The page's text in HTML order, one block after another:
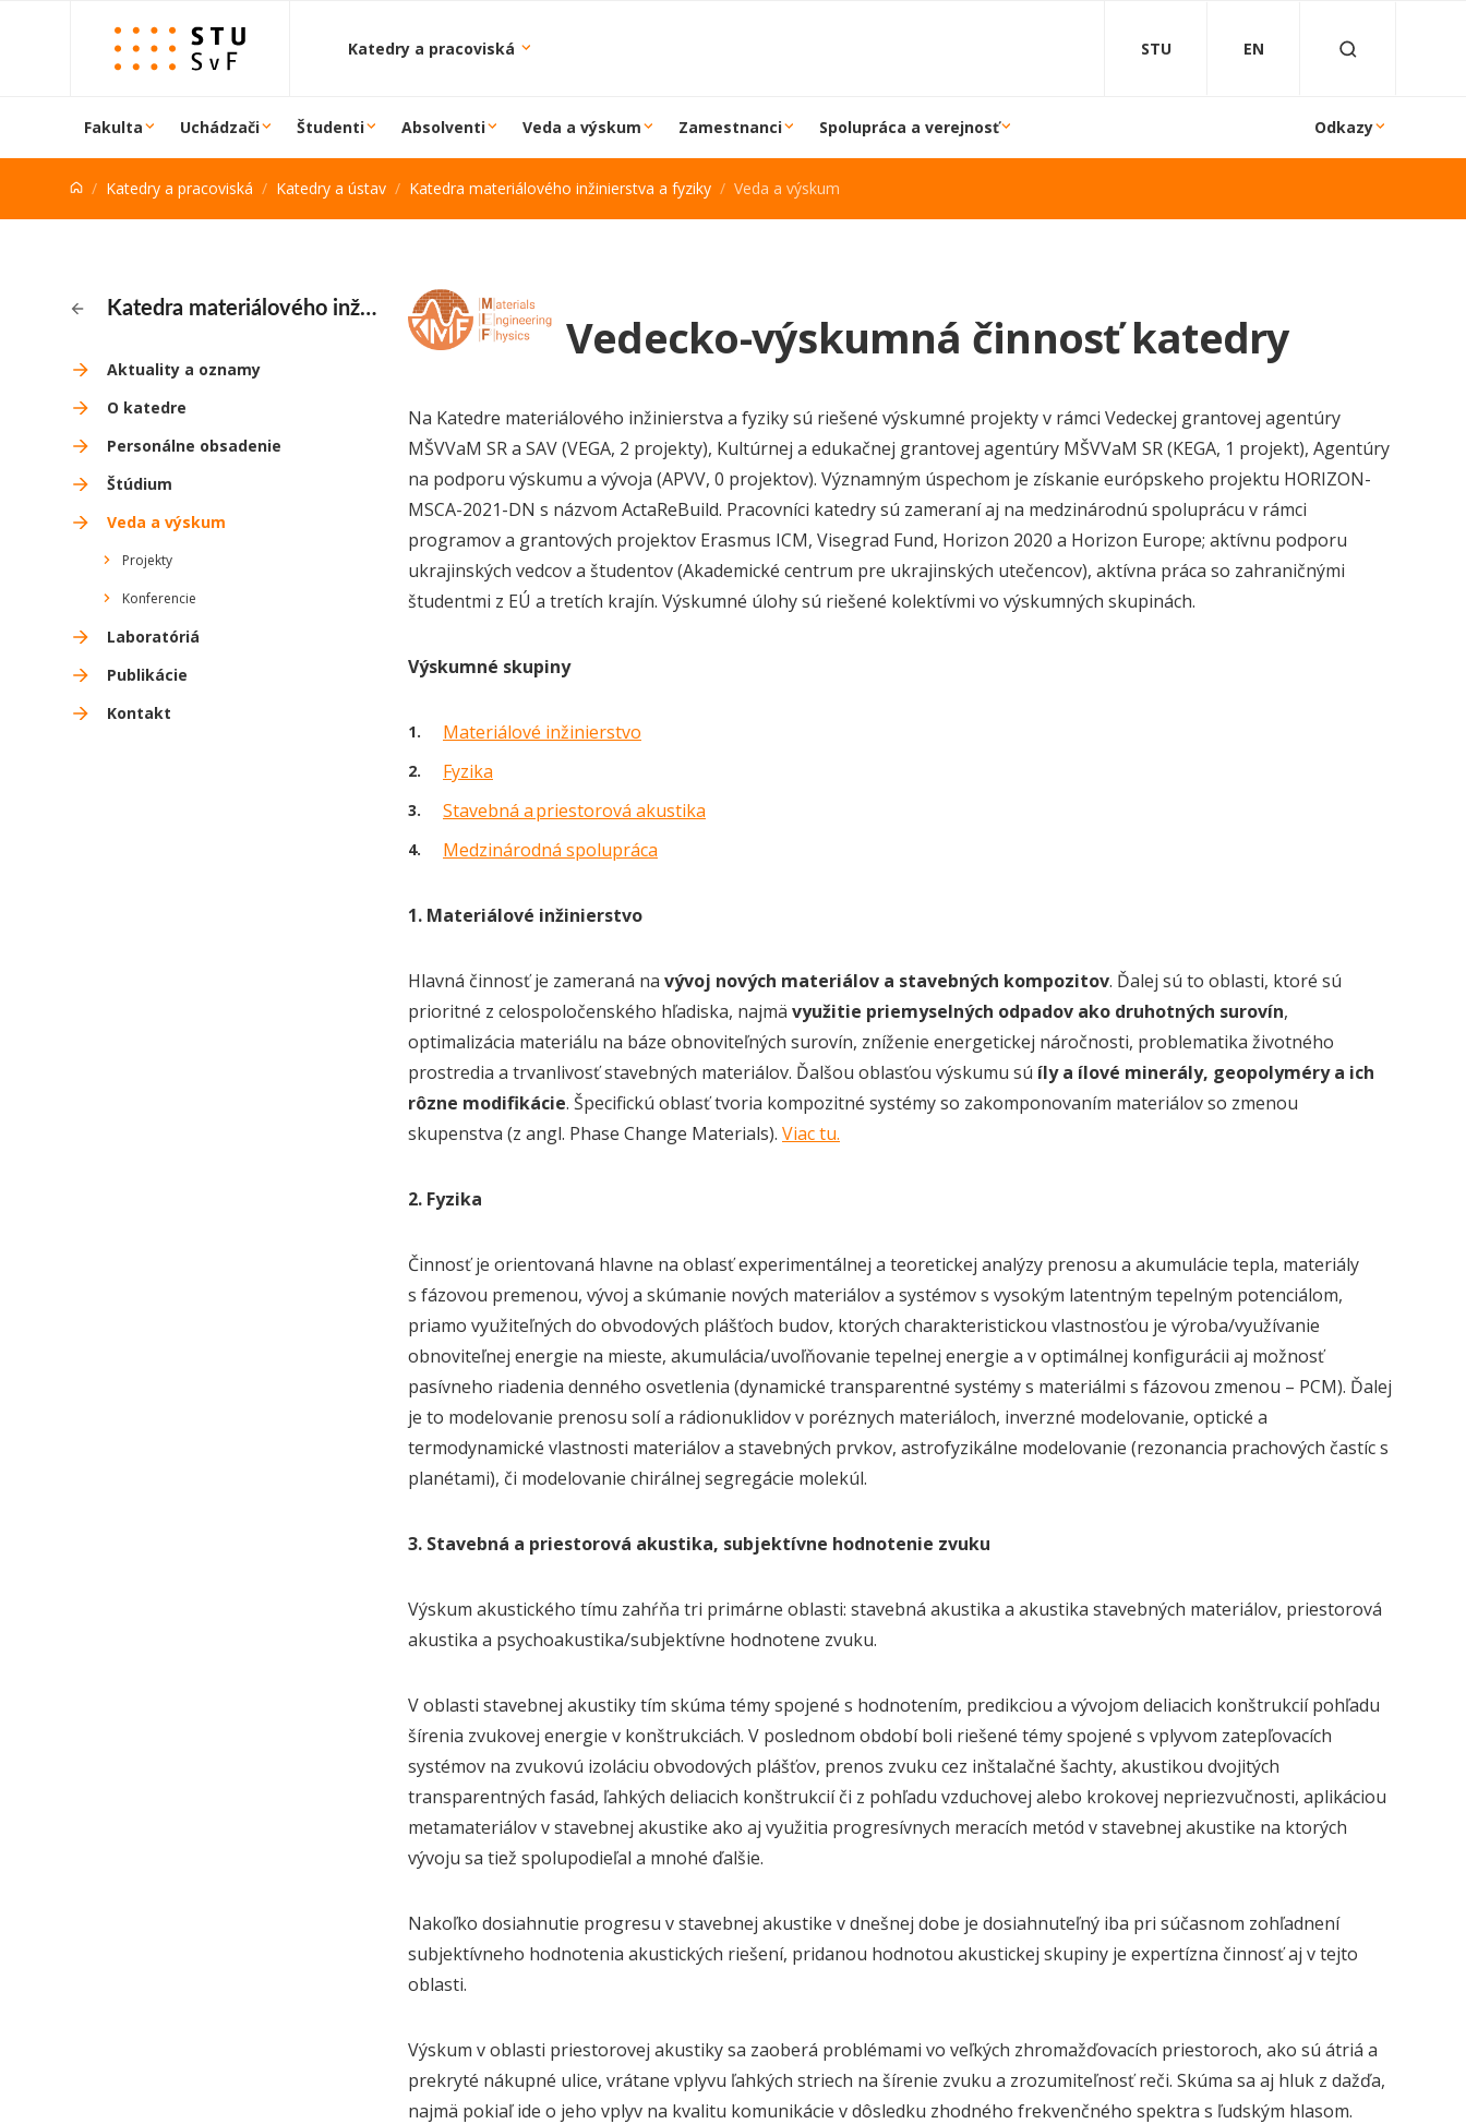
Prejsť na obsah
Katedry a pracoviská STU EN
Fakulta Uchádzači Študenti Absolventi Veda a výskum Zamestnanci Spolupráca a verejnosť Odkazy
Katedry a pracoviská Katedry a ústav Katedra materiálového inžinierstva a fyziky Veda a výskum
Katedra materiálového inžinierstva a fyziky
Aktuality a oznamy
O katedre
Personálne obsadenie
Štúdium
Veda a výskum
Projekty
Konferencie
Laboratóriá
Publikácie
Kontakt
Vedecko-výskumná činnosť katedry
Na Katedre materiálového inžinierstva a fyziky sú riešené výskumné projekty v rámci Vedeckej grantovej agentúry
MŠVVaM SR a SAV (VEGA, 2 projekty), Kultúrnej a edukačnej grantovej agentúry MŠVVaM SR (KEGA, 1 projekt), Agentúry
na podporu výskumu a vývoja (APVV, 0 projektov). Významným úspechom je získanie európskeho projektu HORIZON-
MSCA-2021-DN s názvom ActaReBuild. Pracovníci katedry sú zameraní aj na medzinárodnú spoluprácu v rámci
programov a grantových projektov Erasmus ICM, Visegrad Fund, Horizon 2020 a Horizon Europe; aktívnu podporu
ukrajinských vedcov a študentov (Akademické centrum pre ukrajinských utečencov), aktívna práca so zahraničnými
študentmi z EÚ a tretích krajín. Výskumné úlohy sú riešené kolektívmi vo výskumných skupinách.
Výskumné skupiny
Materiálové inžinierstvo
Fyzika
Stavebná a priestorová akustika
Medzinárodná spolupráca
1. Materiálové inžinierstvo
Hlavná činnosť je zameraná na vývoj nových materiálov a stavebných kompozitov. Ďalej sú to oblasti, ktoré sú
prioritné z celospoločenského hľadiska, najmä využitie priemyselných odpadov ako druhotných surovín,
optimalizácia materiálu na báze obnoviteľných surovín, zníženie energetickej náročnosti, problematika životného
prostredia a trvanlivosť stavebných materiálov. Ďalšou oblasťou výskumu sú íly a ílové minerály, geopolyméry a ich
rôzne modifikácie. Špecifickú oblasť tvoria kompozitné systémy so zakomponovaním materiálov so zmenou
skupenstva (z angl. Phase Change Materials). Viac tu.
2. Fyzika
Činnosť je orientovaná hlavne na oblasť experimentálnej a teoretickej analýzy prenosu a akumulácie tepla, materiály
s fázovou premenou, vývoj a skúmanie nových materiálov a systémov s vysokým latentným tepelným potenciálom,
priamo využiteľných do obvodových plášťoch budov, ktorých charakteristickou vlastnosťou je výroba/využívanie
obnoviteľnej energie na mieste, akumulácia/uvoľňovanie tepelnej energie a v optimálnej konfigurácii aj možnosť
pasívneho riadenia denného osvetlenia (dynamické transparentné systémy s materiálmi s fázovou zmenou – PCM). Ďalej
je to modelovanie prenosu solí a rádionuklidov v poréznych materiáloch, inverzné modelovanie, optické a
termodynamické vlastnosti materiálov a stavebných prvkov, astrofyzikálne modelovanie (rezonancia prachových častíc s
planétami), či modelovanie chirálnej segregácie molekúl.
3. Stavebná a priestorová akustika, subjektívne hodnotenie zvuku
Výskum akustického tímu zahŕňa tri primárne oblasti: stavebná akustika a akustika stavebných materiálov, priestorová
akustika a psychoakustika/subjektívne hodnotene zvuku.
V oblasti stavebnej akustiky tím skúma témy spojené s hodnotením, predikciou a vývojom deliacich konštrukcií pohľadu
šírenia zvukovej energie v konštrukciách. V poslednom období boli riešené témy spojené s vplyvom zatepľovacích
systémov na zvukovú izoláciu obvodových plášťov, prenos zvuku cez inštalačné šachty, akustikou dvojitých
transparentných fasád, ľahkých deliacich konštrukcií či z pohľadu vzduchovej alebo krokovej nepriezvučnosti, aplikáciou
metamateriálov v stavebnej akustike ako aj využitia progresívnych meracích metód v stavebnej akustike na ktorých
vývoju sa tiež spolupodieľal a mnohé ďalšie.
Nakoľko dosiahnutie progresu v stavebnej akustike v dnešnej dobe je dosiahnuteľný iba pri súčasnom zohľadnení
subjektívneho hodnotenia akustických riešení, pridanou hodnotou akustickej skupiny je expertízna činnosť aj v tejto
oblasti.
Výskum v oblasti priestorovej akustiky sa zaoberá problémami vo veľkých zhromažďovacích priestoroch, ako sú átriá a
prekryté nákupné ulice, vrátane vplyvu ľahkých striech na šírenie zvuku a zrozumiteľnosť reči. Skúma sa aj hluk z dažďa,
najmä pokiaľ ide o jeho vplyv na kvalitu komunikácie v dôsledku zhodného frekvenčného spektra s ľudským hlasom.